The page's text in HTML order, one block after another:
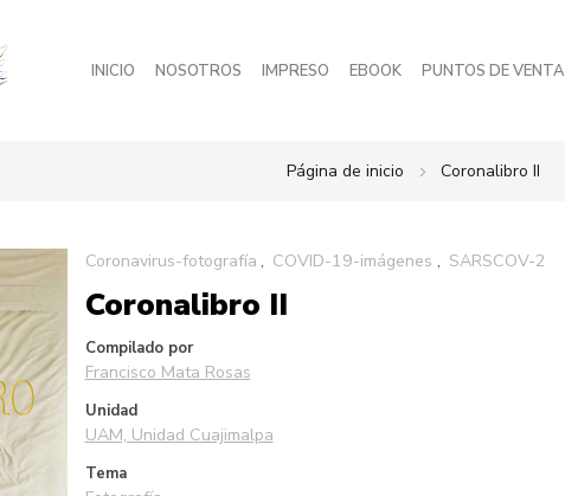
INICIO NOSOTROS IMPRESO EBOOK PUNTOS DE VENTA
Página de inicio Coronalibro II
Coronavirus-fotografía COVID-19-imágenes SARSCOV-2
Coronalibro II
Compilado por
Francisco Mata Rosas
Unidad
UAM, Unidad Cuajimalpa
Tema